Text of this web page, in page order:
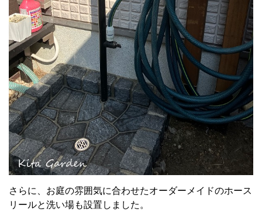
さらに、お庭の雰囲気に合わせたオーダーメイドのホース
リールと洗い場も設置しました。